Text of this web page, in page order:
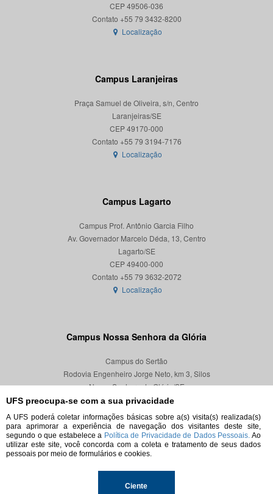
UFS preocupa-se com a sua privacidade
A UFS poderá coletar informações básicas sobre a(s) visita(s) realizada(s)
para aprimorar a experiência de navegação dos visitantes deste site,
segundo o que estabelece a Política de Privacidade de Dados Pessoais. Ao
utilizar este site, você concorda com a coleta e tratamento de seus dados
pessoais por meio de formulários e cookies.
Ciente
CEP 49506-036
Localização
Campus Laranjeiras
Praça Samuel de Oliveira, s/n, Centro
Laranjeiras/SE
CEP 49170-000
Localização
Campus Lagarto
Campus Prof. Antônio Garcia Filho
Av. Governador Marcelo Déda, 13, Centro
Lagarto/SE
CEP 49400-000
Localização
Campus Nossa Senhora da Glória
Campus do Sertão
Rodovia Engenheiro Jorge Neto, km 3, Silos
Nossa Senhora da Glória/SE
CEP 49680-000
Localização
© 2026. Todos os direitos reservados.